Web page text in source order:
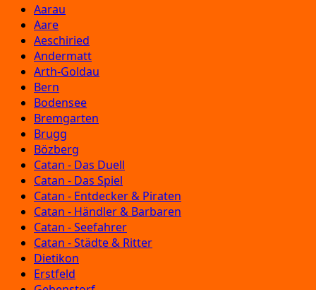
Aarau
Aare
Aeschiried
Andermatt
Arth-Goldau
Bern
Bodensee
Bremgarten
Brugg
Bözberg
Catan - Das Duell
Catan - Das Spiel
Catan - Entdecker & Piraten
Catan - Händler & Barbaren
Catan - Seefahrer
Catan - Städte & Ritter
Dietikon
Erstfeld